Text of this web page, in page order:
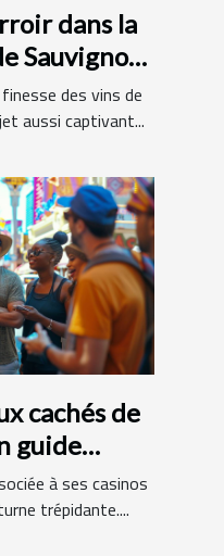
dans la
Sauvignon
des vins de
aussi captivant...
cachés de
guide
à ses casinos
trépidante....